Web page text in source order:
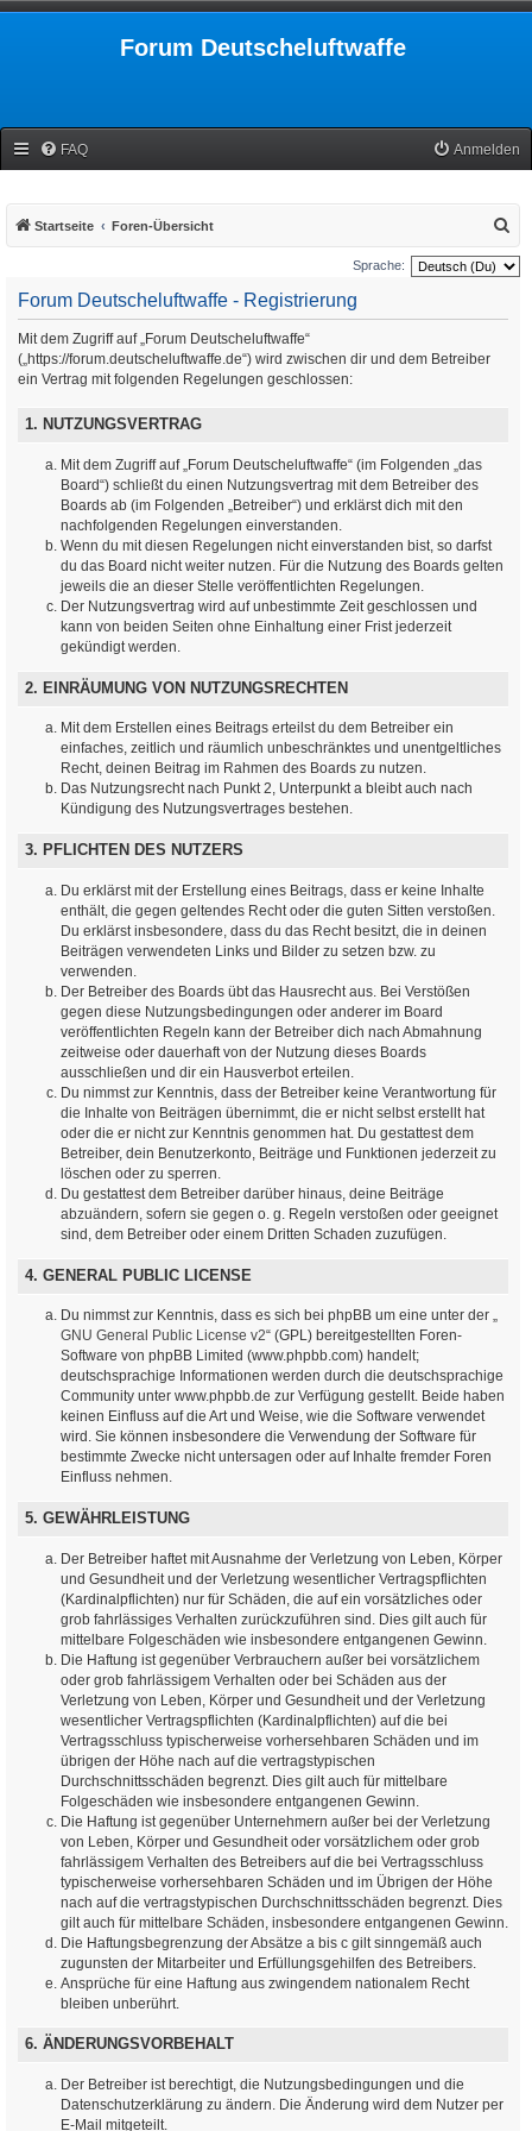
Forum Deutscheluftwaffe
FAQ Anmelden
Startseite Foren-Übersicht
u
c
Sprache:
Forum Deutscheluftwaffe - Registrierung
Mit dem Zugriff auf „Forum Deutscheluftwaffe“
(„https://forum.deutscheluftwaffe.de“) wird zwischen dir und dem Betreiber
ein Vertrag mit folgenden Regelungen geschlossen:
1. NUTZUNGSVERTRAG
Mit dem Zugriff auf „Forum Deutscheluftwaffe“ (im Folgenden „das
Board“) schließt du einen Nutzungsvertrag mit dem Betreiber des
Boards ab (im Folgenden „Betreiber“) und erklärst dich mit den
nachfolgenden Regelungen einverstanden.
Wenn du mit diesen Regelungen nicht einverstanden bist, so darfst
du das Board nicht weiter nutzen. Für die Nutzung des Boards gelten
jeweils die an dieser Stelle veröffentlichten Regelungen.
Der Nutzungsvertrag wird auf unbestimmte Zeit geschlossen und
kann von beiden Seiten ohne Einhaltung einer Frist jederzeit
gekündigt werden.
2. EINRÄUMUNG VON NUTZUNGSRECHTEN
Mit dem Erstellen eines Beitrags erteilst du dem Betreiber ein
einfaches, zeitlich und räumlich unbeschränktes und unentgeltliches
Recht, deinen Beitrag im Rahmen des Boards zu nutzen.
Das Nutzungsrecht nach Punkt 2, Unterpunkt a bleibt auch nach
Kündigung des Nutzungsvertrages bestehen.
3. PFLICHTEN DES NUTZERS
Du erklärst mit der Erstellung eines Beitrags, dass er keine Inhalte
enthält, die gegen geltendes Recht oder die guten Sitten verstoßen.
Du erklärst insbesondere, dass du das Recht besitzt, die in deinen
Beiträgen verwendeten Links und Bilder zu setzen bzw. zu
verwenden.
Der Betreiber des Boards übt das Hausrecht aus. Bei Verstößen
gegen diese Nutzungsbedingungen oder anderer im Board
veröffentlichten Regeln kann der Betreiber dich nach Abmahnung
zeitweise oder dauerhaft von der Nutzung dieses Boards
ausschließen und dir ein Hausverbot erteilen.
Du nimmst zur Kenntnis, dass der Betreiber keine Verantwortung für
die Inhalte von Beiträgen übernimmt, die er nicht selbst erstellt hat
oder die er nicht zur Kenntnis genommen hat. Du gestattest dem
Betreiber, dein Benutzerkonto, Beiträge und Funktionen jederzeit zu
löschen oder zu sperren.
Du gestattest dem Betreiber darüber hinaus, deine Beiträge
abzuändern, sofern sie gegen o. g. Regeln verstoßen oder geeignet
sind, dem Betreiber oder einem Dritten Schaden zuzufügen.
4. GENERAL PUBLIC LICENSE
Du nimmst zur Kenntnis, dass es sich bei phpBB um eine unter der „
GNU General Public License v2“ (GPL) bereitgestellten Foren-
Software von phpBB Limited (www.phpbb.com) handelt;
deutschsprachige Informationen werden durch die deutschsprachige
Community unter www.phpbb.de zur Verfügung gestellt. Beide haben
keinen Einfluss auf die Art und Weise, wie die Software verwendet
wird. Sie können insbesondere die Verwendung der Software für
bestimmte Zwecke nicht untersagen oder auf Inhalte fremder Foren
Einfluss nehmen.
5. GEWÄHRLEISTUNG
Der Betreiber haftet mit Ausnahme der Verletzung von Leben, Körper
und Gesundheit und der Verletzung wesentlicher Vertragspflichten
(Kardinalpflichten) nur für Schäden, die auf ein vorsätzliches oder
grob fahrlässiges Verhalten zurückzuführen sind. Dies gilt auch für
mittelbare Folgeschäden wie insbesondere entgangenen Gewinn.
Die Haftung ist gegenüber Verbrauchern außer bei vorsätzlichem
oder grob fahrlässigem Verhalten oder bei Schäden aus der
Verletzung von Leben, Körper und Gesundheit und der Verletzung
wesentlicher Vertragspflichten (Kardinalpflichten) auf die bei
Vertragsschluss typischerweise vorhersehbaren Schäden und im
übrigen der Höhe nach auf die vertragstypischen
Durchschnittsschäden begrenzt. Dies gilt auch für mittelbare
Folgeschäden wie insbesondere entgangenen Gewinn.
Die Haftung ist gegenüber Unternehmern außer bei der Verletzung
von Leben, Körper und Gesundheit oder vorsätzlichem oder grob
fahrlässigem Verhalten des Betreibers auf die bei Vertragsschluss
typischerweise vorhersehbaren Schäden und im Übrigen der Höhe
nach auf die vertragstypischen Durchschnittsschäden begrenzt. Dies
gilt auch für mittelbare Schäden, insbesondere entgangenen Gewinn.
Die Haftungsbegrenzung der Absätze a bis c gilt sinngemäß auch
zugunsten der Mitarbeiter und Erfüllungsgehilfen des Betreibers.
Ansprüche für eine Haftung aus zwingendem nationalem Recht
bleiben unberührt.
6. ÄNDERUNGSVORBEHALT
Der Betreiber ist berechtigt, die Nutzungsbedingungen und die
Datenschutzerklärung zu ändern. Die Änderung wird dem Nutzer per
E-Mail mitgeteilt.